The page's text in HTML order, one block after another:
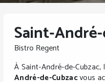
Saint-
Bistro Regent
À Saint-André-de-Cubzac,
André-de-Cubzacvous